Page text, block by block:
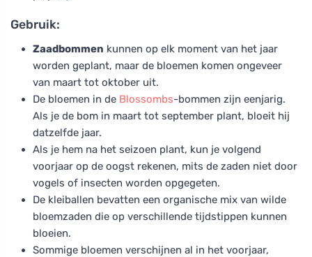
Gebruik:
Zaadbommen kunnen op elk moment van het jaar
worden geplant, maar de bloemen komen ongeveer
van maart tot oktober uit.
De bloemen in de Blossombs-bommen zijn eenjarig.
Als je de bom in maart tot september plant, bloeit hij
datzelfde jaar.
Als je hem na het seizoen plant, kun je volgend
voorjaar op de oogst rekenen, mits de zaden niet door
vogels of insecten worden opgegeten.
De kleiballen bevatten een organische mix van wilde
bloemzaden die op verschillende tijdstippen kunnen
bloeien.
Sommige bloemen verschijnen al in het voorjaar,